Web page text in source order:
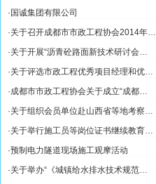
· 国诚集团有限公司
·关于召开成都市市政工程协会2014年…
·关于开展“沥青砼路面新技术研讨会…
·关于评选市政工程优秀项目经理和优…
·成都市市政工程协会关于成立“成都…
·关于组织会员单位赴山西省等地考察…
·关于举行施工员等岗位证书继续教育…
·预制电力隧道现场施工观摩活动
·关于举办“《城镇给水排水技术规范…